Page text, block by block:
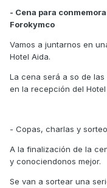
- Cena para
Forokymco
Vamos a juntarnos en
Hotel Aida.
La cena será a so de las
en la recepción del Hotel
- Copas, charlas y
A la finalización de la
y conociendonos mejor.
Se van a sortear una